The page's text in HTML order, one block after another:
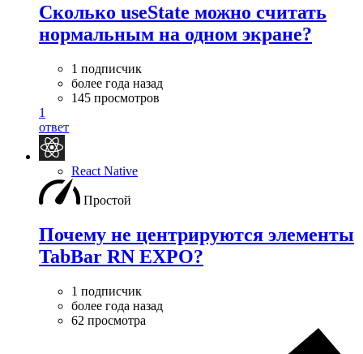
Сколько useState можно считать
нормальным на одном экране?
1 подписчик
более года назад
145 просмотров
1
ответ
React Native
Простой
Почему не центрируются элементы
TabBar RN EXPO?
1 подписчик
более года назад
62 просмотра